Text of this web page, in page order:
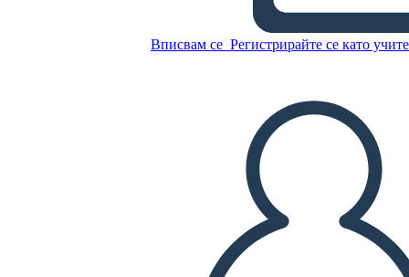
Вписвам се Регистрирайте се като
הבחירות של 1980
Копирайте този Storyboard
СЪЗДАЙТЕ СЦЕНАРИЙ
ПУСКАНЕ НА СЛАЙДШОУ
ЧЕТИ МИ